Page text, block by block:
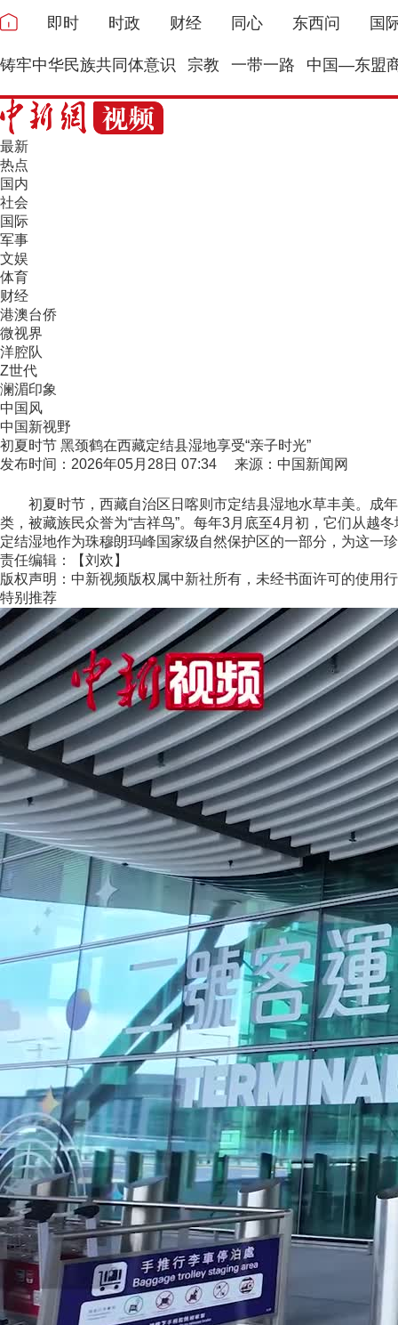
即时 时政 财经 同心 东西问 国
铸牢中华民族共同体意识 宗教 一带一路 中国—东盟
最新
热点
国内
社会
国际
军事
文娱
体育
财经
港澳台侨
微视界
洋腔队
Z世代
澜湄印象
中国风
中国新视野
初夏时节 黑颈鹤在西藏定结县湿地享受“亲子时光”
发布时间：2026年05月28日 07:34 来源：中国新闻网
初夏时节，西藏自治区日喀则市定结县湿地水草丰美。成年
类，被藏族民众誉为“吉祥鸟”。每年3月底至4月初，它们从越
定结湿地作为珠穆朗玛峰国家级自然保护区的一部分，为这一
责任编辑：【刘欢】
版权声明：中新视频版权属中新社所有，未经书面许可的使用
特别推荐